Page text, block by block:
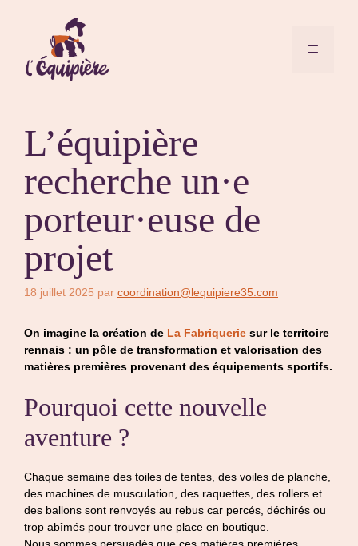
MENU
L’équipière
recherche un·e
porteur·euse de
projet
18 juillet 2025 par coordination@lequipiere35.com
On imagine la création de La Fabriquerie sur le territoire
rennais : un pôle de transformation et valorisation des
matières premières provenant des équipements sportifs.
Pourquoi cette nouvelle
aventure ?
Chaque semaine des toiles de tentes, des voiles de planche,
des machines de musculation, des raquettes, des rollers et
des ballons sont renvoyés au rebus car percés, déchirés ou
trop abîmés pour trouver une place en boutique.
Nous sommes persuadés que ces matières premières